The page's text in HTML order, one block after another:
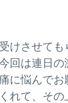
けさせても
回は連日
に悩んでお
れて、そ